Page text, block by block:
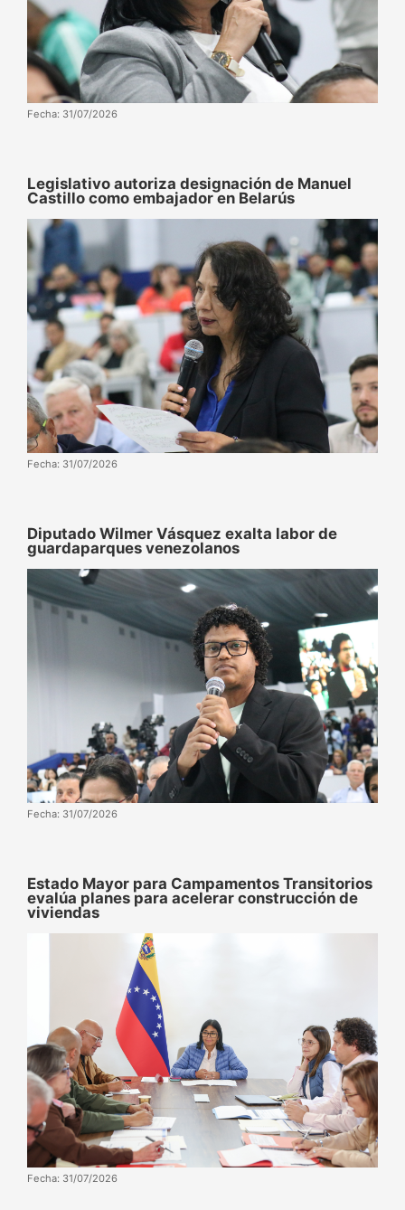
Fecha: 31/07/2026
‌‎Legislativo autoriza designación de Manuel
Castillo como embajador en Belarús
Fecha: 31/07/2026
Diputado Wilmer Vásquez exalta labor de
guardaparques venezolanos
Fecha: 31/07/2026
Estado Mayor para Campamentos Transitorios
evalúa planes para acelerar construcción de
viviendas
Fecha: 31/07/2026